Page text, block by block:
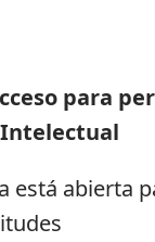
para
está abierta